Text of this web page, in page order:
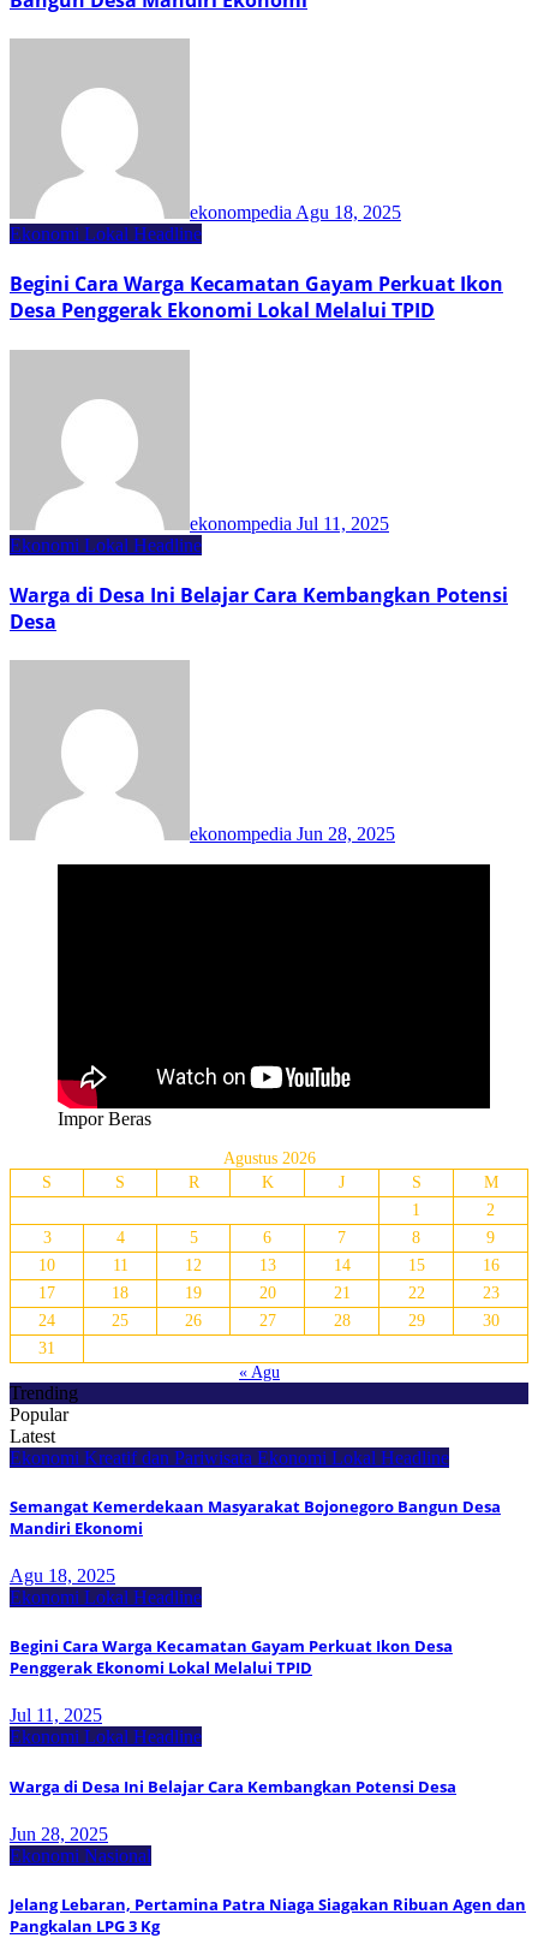
ekonompedia Agu 18, 2025
Ekonomi Lokal Headline
Begini Cara Warga Kecamatan Gayam Perkuat Ikon
Desa Penggerak Ekonomi Lokal Melalui TPID
ekonompedia Jul 11, 2025
Ekonomi Lokal Headline
Warga di Desa Ini Belajar Cara Kembangkan Potensi
Desa
ekonompedia Jun 28, 2025
Impor Beras
Agustus 2026
S
S R K J S
M
1
2
3
4 5 6 7 8
9
10
11 12 13 14 15
16
17
18 19 20 21 22
23
24
25 26 27 28 29
30
31
« Agu
Trending
Popular
Latest
Ekonomi Kreatif dan Pariwisata Ekonomi Lokal Headline
Semangat Kemerdekaan Masyarakat Bojonegoro Bangun Desa
Mandiri Ekonomi
Agu 18, 2025
Ekonomi Lokal Headline
Begini Cara Warga Kecamatan Gayam Perkuat Ikon Desa
Penggerak Ekonomi Lokal Melalui TPID
Jul 11, 2025
Ekonomi Lokal Headline
Warga di Desa Ini Belajar Cara Kembangkan Potensi Desa
Jun 28, 2025
Ekonomi Nasional
Jelang Lebaran, Pertamina Patra Niaga Siagakan Ribuan Agen dan
Pangkalan LPG 3 Kg